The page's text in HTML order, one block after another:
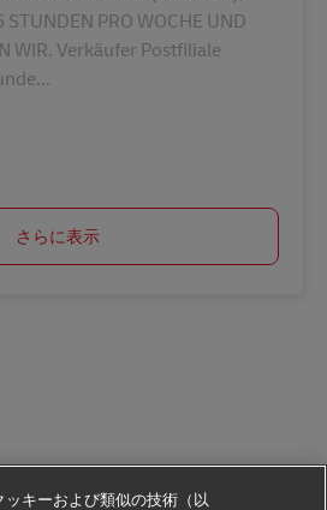
PRO WOCHE UND
WIR. Verkäufer Postfiliale
さらに表示
キーおよび類似の技術（以